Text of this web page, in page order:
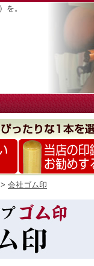
を。
> 会社ゴム印